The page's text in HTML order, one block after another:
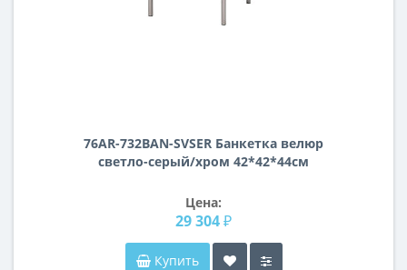
76AR-732BAN-SVSER Банкетка велюр
светло-серый/хром 42*42*44см
Цена:
29 304 ₽
Купить